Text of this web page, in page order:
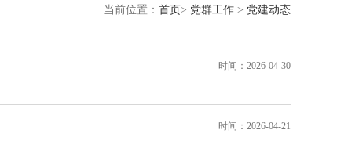
当前位置： 首页> 党群工作 > 党建动态
时间：2026-04-30
时间：2026-04-21